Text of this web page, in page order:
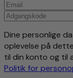
Dine personlige
oplevelse på
til din konto og til
Politik for